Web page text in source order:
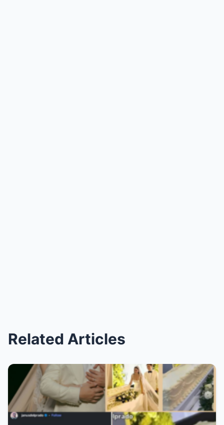
Related Articles